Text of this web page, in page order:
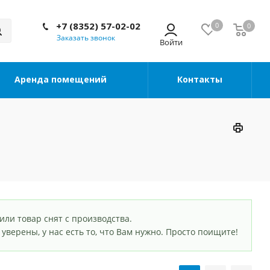
0 0
+7 (8352) 57-02-02
Заказать звонок
Аренда помещений Контакты
товар снят с производства.
у нас есть то, что Вам нужно. Просто поищите!